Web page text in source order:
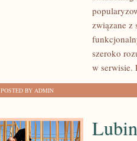
związane z
szeroko
w serwisie.
POSTED BY ADMIN
Lubin